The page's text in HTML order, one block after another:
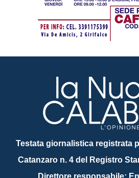
Testata giornalistica registrata
Catanzaro n. 4 del Registro
Direttore responsabile: